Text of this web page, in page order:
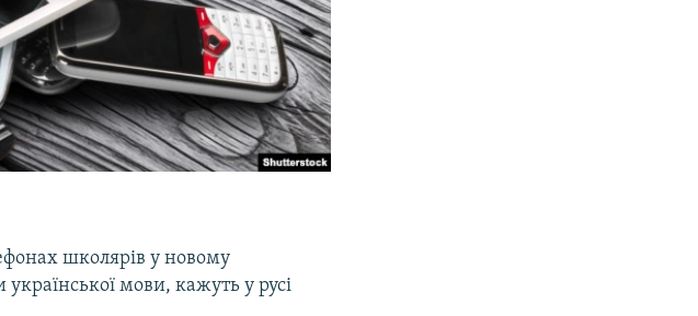
школярів у новому
мови, кажуть у русі